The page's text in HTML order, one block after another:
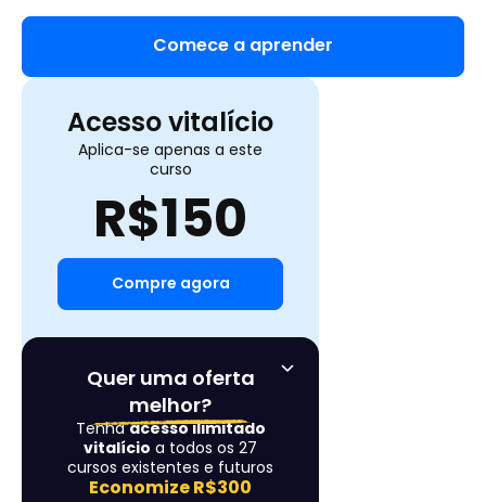
Comece a aprender
Acesso vitalício
Aplica-se apenas a este
curso
R$150
Compre agora
Quer uma oferta
melhor?
Tenhaacesso ilimitado
vitalício a todos os 27
cursos existentes e futuros
EconomizeR$300